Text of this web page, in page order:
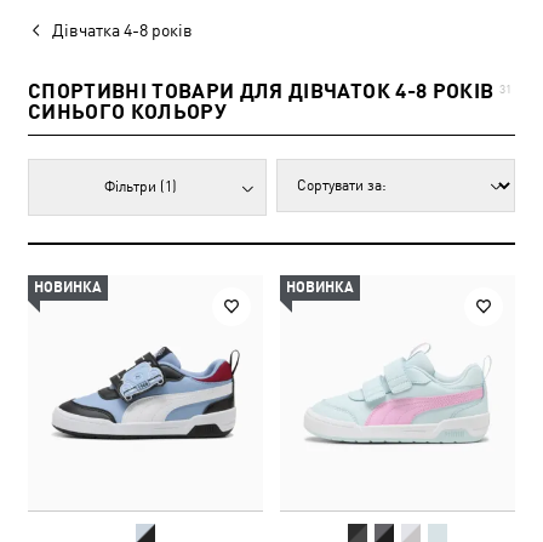
Дівчатка 4-8 років
СПОРТИВНІ ТОВАРИ ДЛЯ ДІВЧАТОК 4-8 РОКІВ
СИНЬОГО КОЛЬОРУ
31
Фільтри (1)
НОВИНКА НОВИНКА